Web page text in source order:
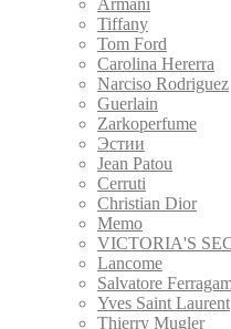
Tiffany
Tom Ford
Carolina Hererra
Narciso Rodriguez
Guerlain
Zarkoperfume
Эстии
Jean Patou
Cerruti
Christian Dior
Memo
VICTORIA'S
Lancome
Salvatore
Yves Saint Laurent
Thierry Mugler